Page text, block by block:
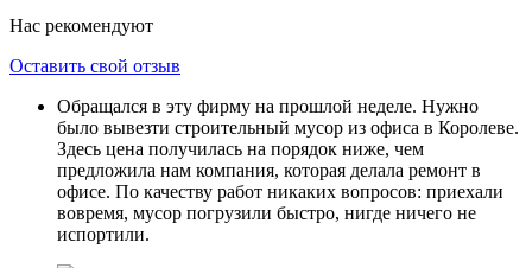
Нас рекомендуют
Оставить свой отзыв
Обращался в эту фирму на прошлой неделе. Нужно
было вывезти строительный мусор из офиса в Королеве.
Здесь цена получилась на порядок ниже, чем
предложила нам компания, которая делала ремонт в
офисе. По качеству работ никаких вопросов: приехали
вовремя, мусор погрузили быстро, нигде ничего не
испортили.